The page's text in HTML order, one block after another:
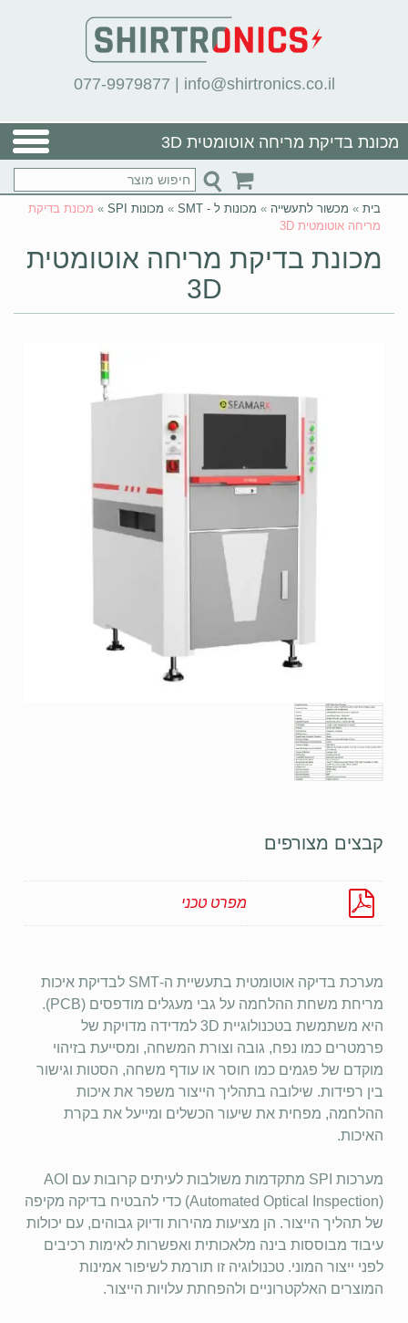
077-9979877 | info@shirtronics.co.il
מכונת בדיקת מריחה אוטומטית 3D
בית » מכשור לתעשייה » מכונות ל - SMT » מכונות SPI » מכונת בדיקת
מריחה אוטומטית 3D
מכונת בדיקת מריחה אוטומטית
3D
קבצים מצורפים
מפרט טכני
מערכת בדיקה אוטומטית בתעשיית ה-SMT לבדיקת איכות
מריחת משחת ההלחמה על גבי מעגלים מודפסים (PCB).
היא משתמשת בטכנולוגיית 3D למדידה מדויקת של
פרמטרים כמו נפח, גובה וצורת המשחה, ומסייעת בזיהוי
מוקדם של פגמים כמו חוסר או עודף משחה, הסטות וגישור
בין רפידות. שילובה בתהליך הייצור משפר את איכות
ההלחמה, מפחית את שיעור הכשלים ומייעל את בקרת
האיכות.
מערכות SPI מתקדמות משולבות לעיתים קרובות עם AOI
(Automated Optical Inspection) כדי להבטיח בדיקה מקיפה
של תהליך הייצור. הן מציעות מהירות ודיוק גבוהים, עם יכולות
עיבוד מבוססות בינה מלאכותית ואפשרות לאימות רכיבים
לפני ייצור המוני. טכנולוגיה זו תורמת לשיפור אמינות
המוצרים האלקטרוניים ולהפחתת עלויות הייצור.